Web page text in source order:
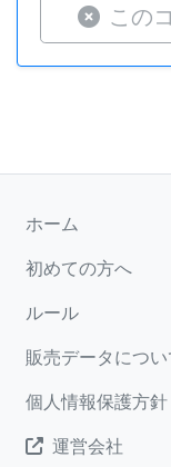
この
ホーム
初めての方へ
ルール
販売データについ
個人情報保護方針
運営会社